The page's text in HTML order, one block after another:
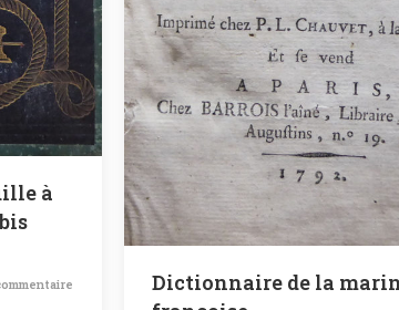
à
Dictionnaire de la